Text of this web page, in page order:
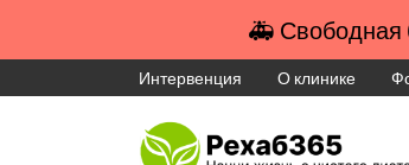
🚑 Свободная
Интервенция О клинике